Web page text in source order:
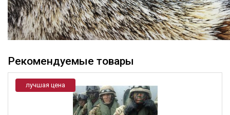
Рекомендуемые товары
лучшая цена